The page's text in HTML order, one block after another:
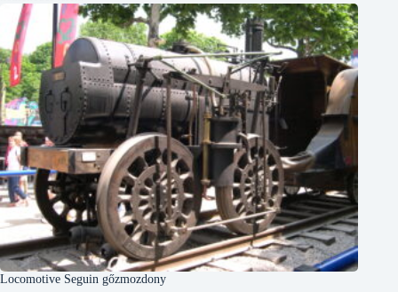
Locomotive Seguin gőzmozdony